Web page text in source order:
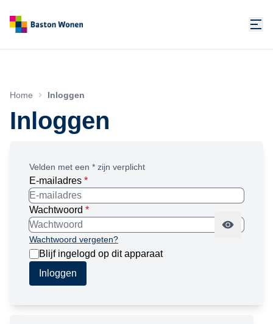
Home Inloggen
Inloggen
Velden met een * zijn verplicht
E-mailadres *
Wachtwoord *
Wachtwoord vergeten?
Blijf ingelogd op dit apparaat
Inloggen